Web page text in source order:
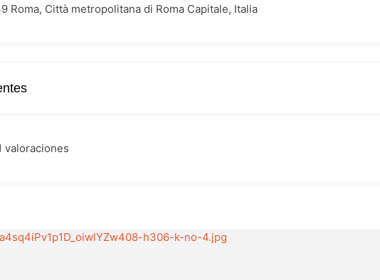
Roma, Città metropolitana di Roma Capitale, Italia
valoraciones